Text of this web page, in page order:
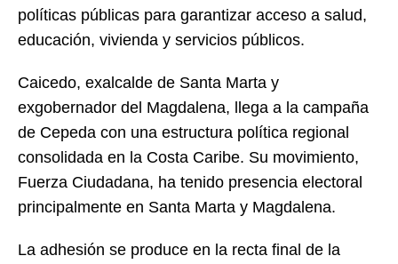
políticas públicas para garantizar acceso a salud,
educación, vivienda y servicios públicos.
Caicedo, exalcalde de Santa Marta y
exgobernador del Magdalena, llega a la campaña
de Cepeda con una estructura política regional
consolidada en la Costa Caribe. Su movimiento,
Fuerza Ciudadana, ha tenido presencia electoral
principalmente en Santa Marta y Magdalena.
La adhesión se produce en la recta final de la